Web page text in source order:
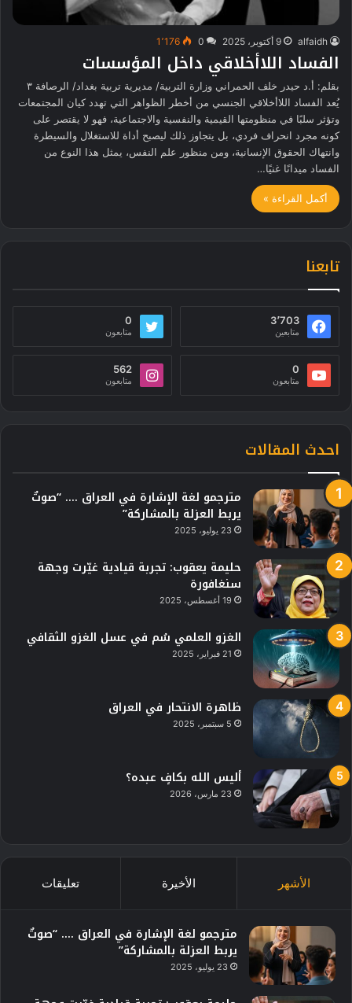
alfaidh 9 أكتوبر، 2025 0 1٬176
الفساد اللاأخلاقي داخل المؤسسات
يُعد الفساد اللاأخلاقي الجنسي من أخطر الظواهر التي تهدد كيان المجتمعات
وتؤثر سلبًا في منظومتها القيمية والنفسية والاجتماعية، فهو لا يقتصر على
كونه مجرد انحراف فردي، بل يتجاوز ذلك ليصبح أداة للاستغلال والسيطرة
وانتهاك الحقوق الإنسانية، ومن منظور علم النفس، يمثل هذا النوع من
الفساد ميدانًا غنيًا…
أكمل القراءة »
تابعنا
3٬703
متابعين
0
متابعون
0
متابعون
562
متابعون
احدث المقالات
مترجمو لغة الإشارة في العراق …. “صوتٌ
يربط العزلة بالمشاركة”
23 يوليو، 2025
حليمة يعقوب: تجربة قيادية غيّرت وجهة
سنغافورة
19 أغسطس، 2025
الغزو العلمي سُم في عسل الغزو الثقافي
21 فبراير، 2025
ظاهرة الانتحار في العراق
5 سبتمبر، 2025
أليس الله بكافٍ عبده؟
23 مارس، 2026
الأشهر الأخيرة تعليقات
مترجمو لغة الإشارة في العراق …. “صوتٌ
يربط العزلة بالمشاركة”
23 يوليو، 2025